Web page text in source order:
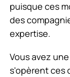
puisque ces
des
expertise.
Vous avez
s'opèrent ces